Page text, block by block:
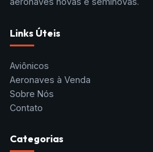
Links Úteis
Aviônicos
Aeronaves à Venda
Sobre Nós
Contato
Categorias